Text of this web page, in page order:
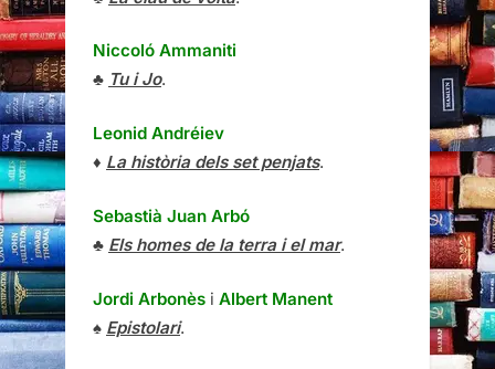
Niccoló Ammaniti
♣ Tu i Jo.
Leonid Andréiev
♦ La història dels set penjats.
Sebastià Juan Arbó
♣ Els homes de la terra i el mar.
Jordi Arbonès i Albert Manent
♠ Epistolari.